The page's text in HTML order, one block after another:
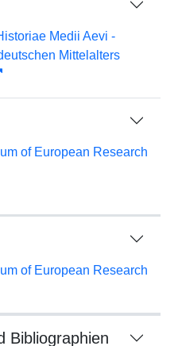
Medii Aevi -
Mittelalters
of European Research
of European Research
Bibliographien